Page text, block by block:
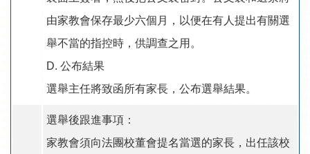
由家教會保存最少六個月，以便在有人提出有關選
舉不當的指控時，供調查之用。
D. 公布結果
選舉主任將致函所有家長，公布選舉結果。
選舉後跟進事項：
家教會須向法團校董會提名當選的家長，出任該校